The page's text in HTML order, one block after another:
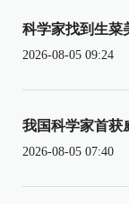
科学家找到生菜
2026-08-05 09:24
我国科学家首获
2026-08-05 07:40